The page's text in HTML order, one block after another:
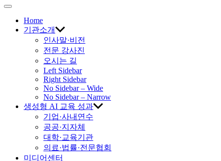
한
국
진
원
Off
CanvasHome
기관소개
인사말·비전
전문 강사진
오시는 길
Left Sidebar
Right Sidebar
No Sidebar – Wide
No Sidebar – Narrow
생성형 AI 교육 성과
기업·사내연수
공공·지자체
대학·교육기관
의료·법률·전문협회
미디어센터